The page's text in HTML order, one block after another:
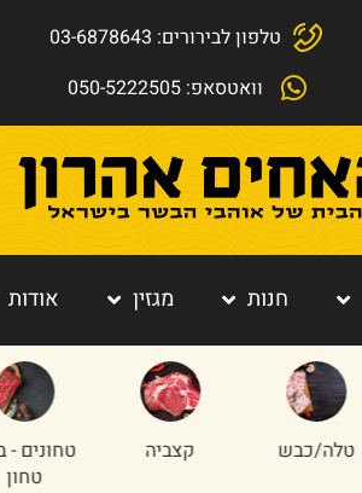
טלפון לבירורים: 03-6878643
וואטסאפ: 050-5222505
חנות מגזין אודות
קצביה
טחונים - בשר
תוספות